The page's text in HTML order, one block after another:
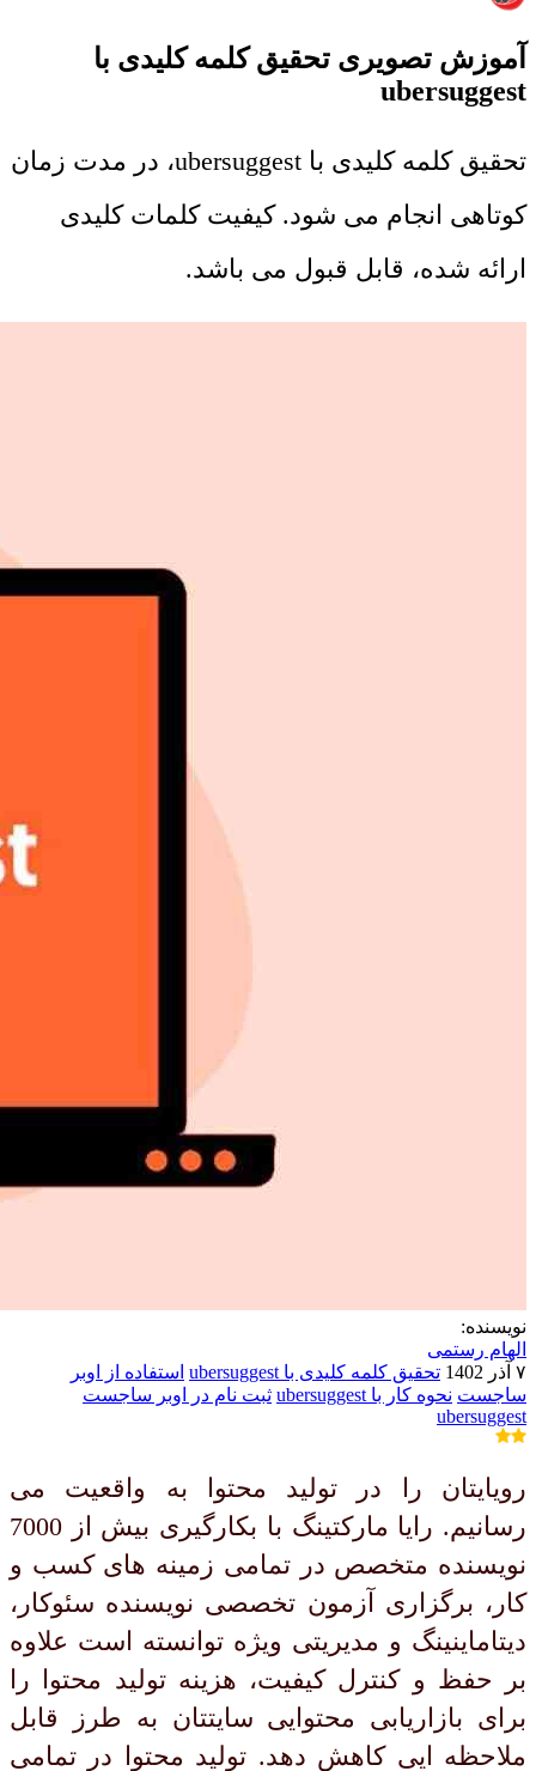
آموزش تصویری تحقیق کلمه کلیدی با
ubersuggest
تحقیق کلمه کلیدی با ubersuggest، در مدت زمان
کوتاهی انجام می شود. کیفیت کلمات کلیدی
ارائه شده، قابل قبول می باشد.
نویسنده:
الهام رستمی
۷ آذر 1402
تحقیق کلمه کلیدی با ubersuggest
استفاده از اوبر
ساجست نحوه کار با ubersuggest
ثبت نام در اوبر ساجست
ubersuggest
رویایتان را در تولید محتوا به واقعیت می
رسانیم. رایا مارکتینگ با بکارگیری بیش از 7000
نویسنده متخصص در تمامی زمینه های کسب و
کار، برگزاری آزمون تخصصی نویسنده سئوکار،
دیتاماینینگ و مدیریتی ویژه توانسته است علاوه
بر حفظ و کنترل کیفیت، هزینه تولید محتوا را
برای بازاریابی محتوایی سایتتان به طرز قابل
ملاحظه ایی کاهش دهد. تولید محتوا در تمامی